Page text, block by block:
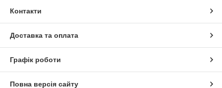
Контакти
Доставка та оплата
Графік роботи
Повна версія сайту